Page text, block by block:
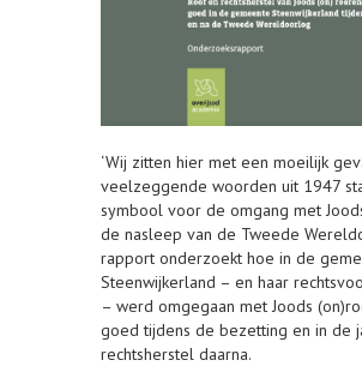
‘Wij zitten hier met een moeilijk
veelzeggende woorden uit 1947
symbool voor de omgang met
de nasleep van de Tweede
rapport onderzoekt hoe in de
Steenwijkerland – en haar
– werd omgegaan met Joods
goed tijdens de bezetting en in de
rechtsherstel daarna.